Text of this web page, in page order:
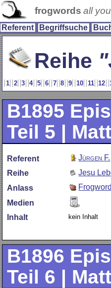
frogwords all
Referent Begriffsuche
Reihe
1 2 3 4 5 6 7 8 9 10 11 12
B1895
Teil 5 |
Referent Jürgen F.
Reihe
Jesu
Anlass
Medien
Inhalt
kein Inhalt
B1896
Teil 6 |